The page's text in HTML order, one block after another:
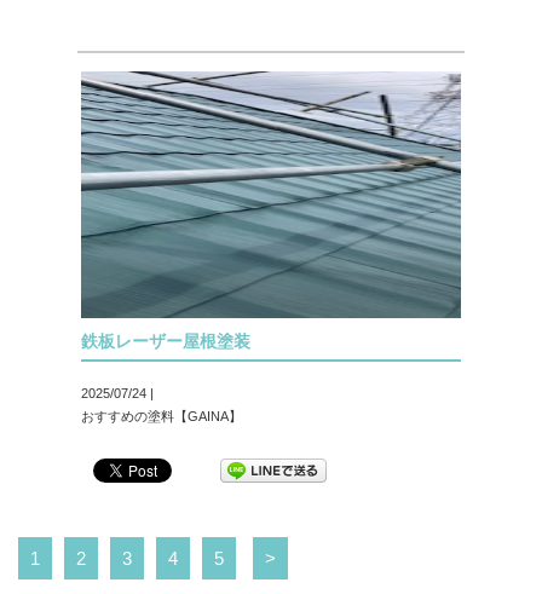
鉄板レーザー屋根塗装
2025/07/24 |
おすすめの塗料【GAINA】
1 2 3 4 5 >